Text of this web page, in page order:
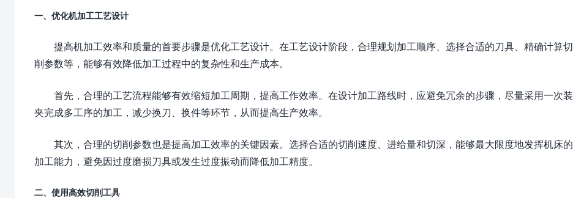
一、优化机加工工艺设计
提高机加工效率和质量的首要步骤是优化工艺设计。在工艺设计阶段，合理规划加工顺序、选择合适的刀具、精确计算切
削参数等，能够有效降低加工过程中的复杂性和生产成本。
首先，合理的工艺流程能够有效缩短加工周期，提高工作效率。在设计加工路线时，应避免冗余的步骤，尽量采用一次装
夹完成多工序的加工，减少换刀、换件等环节，从而提高生产效率。
其次，合理的切削参数也是提高加工效率的关键因素。选择合适的切削速度、进给量和切深，能够最大限度地发挥机床的
加工能力，避免因过度磨损刀具或发生过度振动而降低加工精度。
二、使用高效切削工具